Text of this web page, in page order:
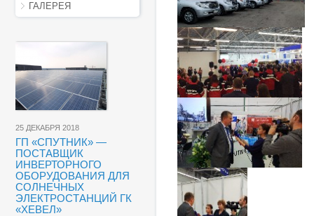
ГАЛЕРЕЯ
25 ДЕКАБРЯ 2018
ГП «СПУТНИК» —
ПОСТАВЩИК
ИНВЕРТОРНОГО
ОБОРУДОВАНИЯ ДЛЯ
СОЛНЕЧНЫХ
ЭЛЕКТРОСТАНЦИЙ ГК
«ХЕВЕЛ»